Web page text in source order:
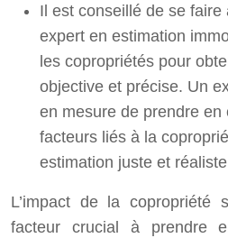
Il est conseillé de se
expert en estimation
les copropriétés pour
objective et précise. Un
en mesure de prendre en
facteurs liés à la
estimation juste et
L’impact de la copropriété
facteur crucial à prendre